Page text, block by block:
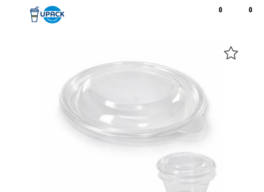
0 0